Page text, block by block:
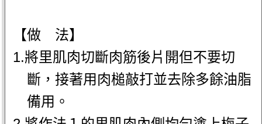
【做 法】
1.將里肌肉切斷肉筋後片開但不要切
斷，接著用肉槌敲打並去除多餘油脂
備用。